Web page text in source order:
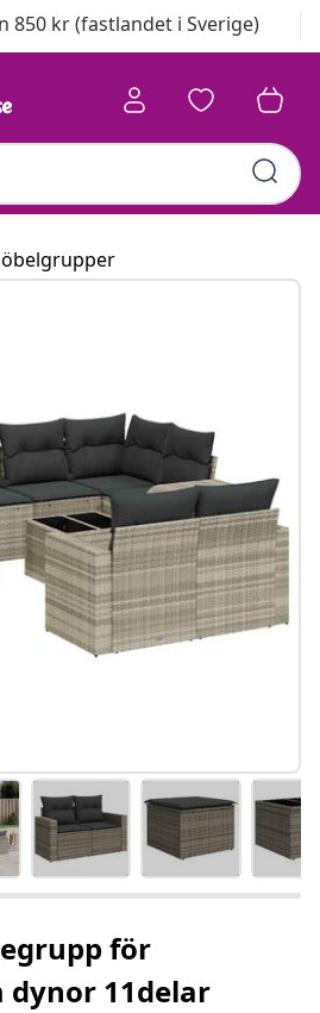
850 kr (fastlandet i Sverige)
för
11delar